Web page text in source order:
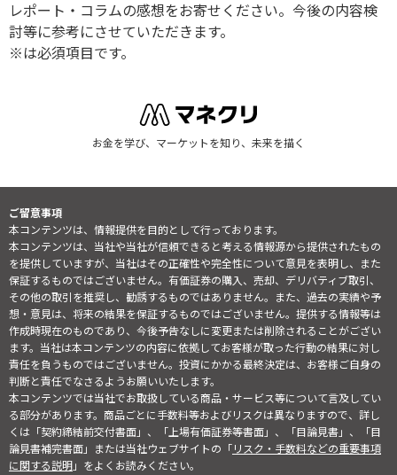
レポート・コラムの感想をお寄せください。今後の内容検
討等に参考にさせていただきます。
※は必須項目です。
お金を学び、マーケットを知り、未来を描く
ご留意事項
本コンテンツは、情報提供を目的として行っております。
本コンテンツは、当社や当社が信頼できると考える情報源から提供されたもの
を提供していますが、当社はその正確性や完全性について意見を表明し、また
保証するものではございません。有価証券の購入、売却、デリバティブ取引、
その他の取引を推奨し、勧誘するものではありません。また、過去の実績や予
想・意見は、将来の結果を保証するものではございません。提供する情報等は
作成時現在のものであり、今後予告なしに変更または削除されることがござい
ます。当社は本コンテンツの内容に依拠してお客様が取った行動の結果に対し
責任を負うものではございません。投資にかかる最終決定は、お客様ご自身の
判断と責任でなさるようお願いいたします。
本コンテンツでは当社でお取扱している商品・サービス等について言及してい
る部分があります。商品ごとに手数料等およびリスクは異なりますので、詳し
くは「契約締結前交付書面」、「上場有価証券等書面」、「目論見書」、「目
論見書補完書面」または当社ウェブサイトの「リスク・手数料などの重要事項
に関する説明」をよくお読みください。